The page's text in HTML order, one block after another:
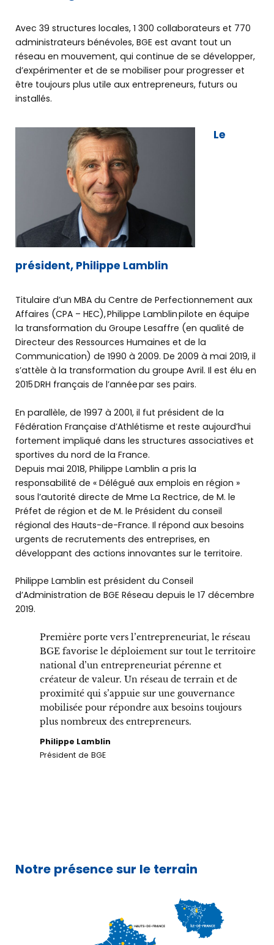
MON BUREAU VIRTUEL
OÙ NOUS RENCONTRER
Avec 39 structures locales, 1 300 collaborateurs et 770
administrateurs bénévoles, BGE est avant tout un
réseau en mouvement, qui continue de se développer,
d’expérimenter et de se mobiliser pour progresser et
être toujours plus utile aux entrepreneurs, futurs ou
installés.
Le
président, Philippe Lamblin
Titulaire d’un MBA du Centre de Perfectionnement aux
Affaires (CPA – HEC), Philippe Lamblin pilote en équipe
la transformation du Groupe Lesaffre (en qualité de
Directeur des Ressources Humaines et de la
Communication) de 1990 à 2009. De 2009 à mai 2019, il
s’attèle à la transformation du groupe Avril. Il est élu en
2015 DRH français de l’année par ses pairs.
En parallèle, de 1997 à 2001, il fut président de la
Fédération Française d’Athlétisme et reste aujourd’hui
fortement impliqué dans les structures associatives et
sportives du nord de la France.
Depuis mai 2018, Philippe Lamblin a pris la
responsabilité de « Délégué aux emplois en région »
sous l’autorité directe de Mme La Rectrice, de M. le
Préfet de région et de M. le Président du conseil
régional des Hauts-de-France. Il répond aux besoins
urgents de recrutements des entreprises, en
développant des actions innovantes sur le territoire.
Philippe Lamblin est président du Conseil
d’Administration de BGE Réseau depuis le 17 décembre
2019.
Première porte vers l’entrepreneuriat, le réseau
BGE favorise le déploiement sur tout le territoire
national d’un entrepreneuriat pérenne et
créateur de valeur. Un réseau de terrain et de
proximité qui s’appuie sur une gouvernance
mobilisée pour répondre aux besoins toujours
plus nombreux des entrepreneurs.
Philippe Lamblin
Président de BGE
Notre présence sur le terrain